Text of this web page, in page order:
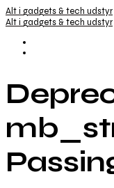
Alt i gadgets & tech udstyr
Alt i gadgets & tech udstyr